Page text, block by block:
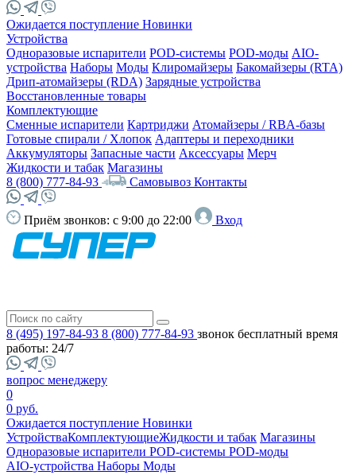
Ожидается поступление Новинки
Устройства
Одноразовые испарители POD-системы POD-моды AIO-
устройства Наборы Моды Клиромайзеры Бакомайзеры (RTA)
Дрип-атомайзеры (RDA) Зарядные устройства
Восстановленные товары
Комплектующие
Сменные испарители Картриджи Атомайзеры / RBA-базы
Готовые спирали / Хлопок Адаптеры и переходники
Аккумуляторы Запасные части Аксессуары Мерч
Жидкости и табак Магазины
8 (800) 777-84-93
Самовывоз Контакты
Приём звонков: с 9:00 до 22:00 Вход
8 (495) 197-84-93 8 (800) 777-84-93 звонок бесплатный время
работы: 24/7
вопрос менеджеру
0
0 руб.
Ожидается поступление Новинки
УстройстваКомплектующиеЖидкости и табак Магазины
Одноразовые испарители POD-системы POD-моды
AIO-устройства Наборы Моды